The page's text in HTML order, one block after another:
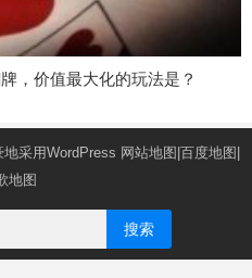
，价值最大化的玩法是？
地采用WordPress 网站地图|百度地图|
地图
搜索